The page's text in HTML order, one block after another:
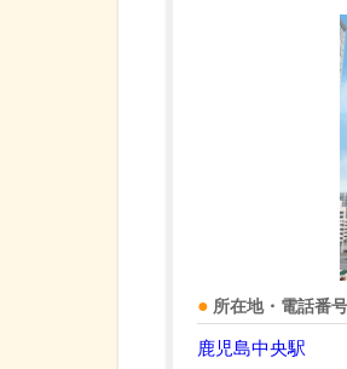
所在地・電話番号
鹿児島中央駅